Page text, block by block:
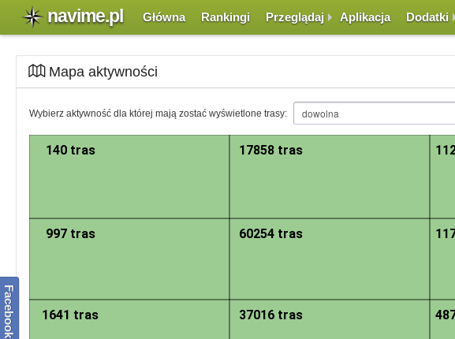
navime.pl Główna Rankingi Przeglądaj Aplikacja Dodatki
Mapa aktywności
Mapa została podzielona na sektory. Każdy z sektorów zawiera informację ile w jego obszarze
jego powiększenie. Przy pewnym stopniu powiększenia mapy, zamiast sektorów, widoczne są
Wybierz aktywność dla której mają zostać wyświetlone trasy:
1641 tras 37016 tras
997 tras 60254 tras
140 tras 17858 tras
Facebook